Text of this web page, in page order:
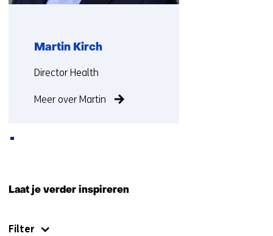
Martin Kirch
Functie:
Director Health
Meer over Martin
Laat je verder inspireren
Filter